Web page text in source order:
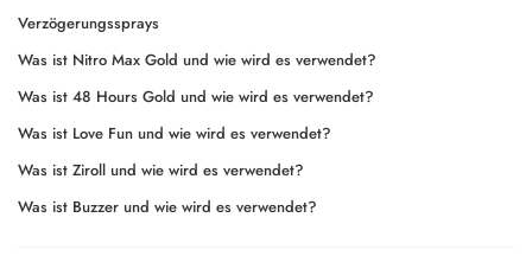
Verzögerungssprays
Was ist Nitro Max Gold und wie wird es verwendet?
Was ist 48 Hours Gold und wie wird es verwendet?
Was ist Love Fun und wie wird es verwendet?
Was ist Ziroll und wie wird es verwendet?
Was ist Buzzer und wie wird es verwendet?